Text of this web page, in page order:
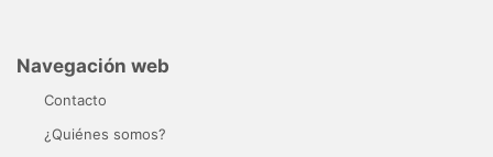
Navegación web
Contacto
¿Quiénes somos?